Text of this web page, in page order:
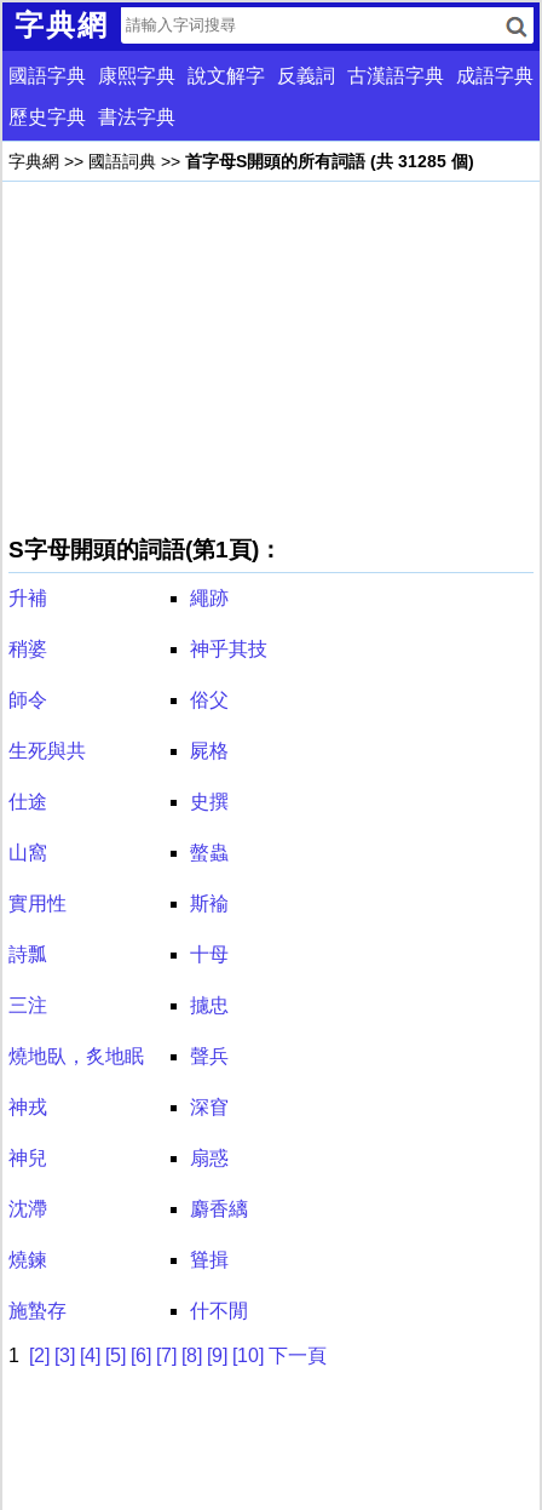
字典網
國語字典 康熙字典 說文解字 反義詞 古漢語字典
成語字典
歷史字典 書法字典
字典網 >> 國語詞典 >> 首字母S開頭的所有詞語 (共 31285 個)
S字母開頭的詞語(第1頁)：
升補 繩跡
稍婆 神乎其技
師令 俗父
生死與共 屍格
仕途 史撰
山窩 螫蟲
實用性 斯褕
詩瓢 十母
三注 攄忠
燒地臥，炙地眠 聲兵
神戎 深窅
神兒 扇惑
沈滯 麝香縭
燒鍊 聳揖
施蟄存 什不閒
1 [2] [3] [4] [5] [6] [7] [8] [9] [10] 下一頁